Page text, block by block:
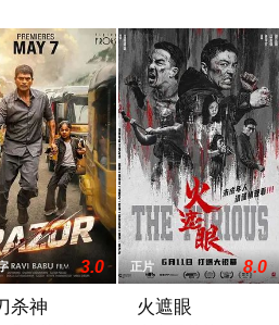
3.0
杀神
正片 8.0
火遮眼